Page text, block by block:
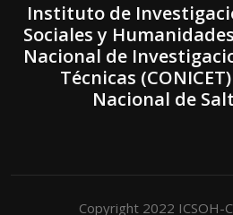
Instituto de
Sociales y
Nacional de
Técnicas
Nacional de
Copyright 2022 ICSOH-